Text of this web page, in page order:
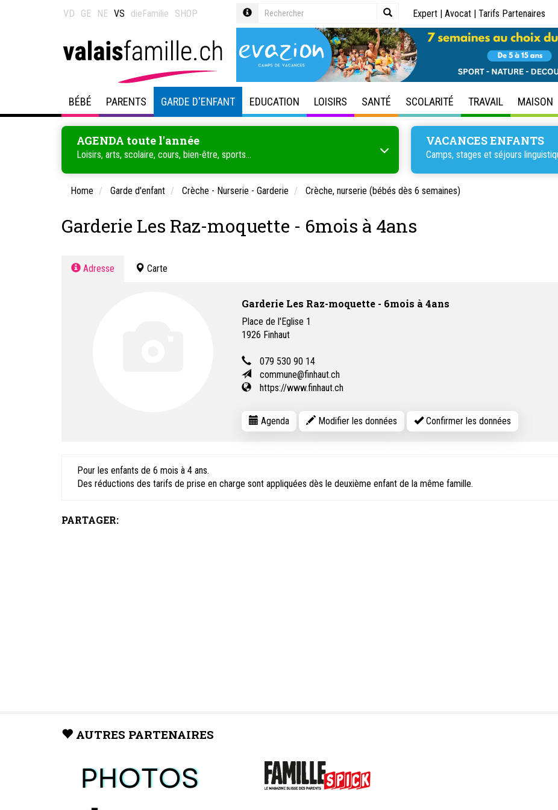
VD GE NE VS dieFamilie SHOP Expert | Avocat | Tarifs Partenaires
BÉBÉ PARENTS GARDE D'ENFANT EDUCATION LOISIRS SANTÉ SCOLARITÉ TRAVAIL MAISON
AGENDA toute l'année
Loisirs, arts, scolaire, cours, bien-être, sports...
VACANCES ENFANTS
Camps, stages et séjours
Home Garde d'enfant Crèche - Nurserie - Garderie Crèche, nurserie (bébés dès 6 semaines)
Garderie Les Raz-moquette - 6mois à 4ans
Adresse Carte
Garderie Les Raz-moquette - 6mois à 4ans
Place de l'Eglise 1
1926 Finhaut
079 530 90 14
commune@finhaut.ch
https://www.finhaut.ch
Agenda Modifier les données Confirmer les données
Pour les enfants de 6 mois à 4 ans.
Des réductions des tarifs de prise en charge sont appliquées dès le deuxième enfant de la même famille.
PARTAGER:
AUTRES PARTENAIRES